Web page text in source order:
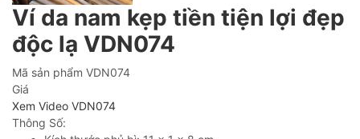
Ví da nam kẹp tiền tiện lợi đẹp
độc lạ VDN074
Mã sản phẩm VDN074
Giá
Xem Video VDN074
Thông Số: